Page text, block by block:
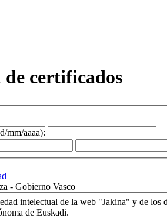
de certificados
mm/aaaa):
- Gobierno Vasco
intelectual de la web "Jakina" y de
de Euskadi.